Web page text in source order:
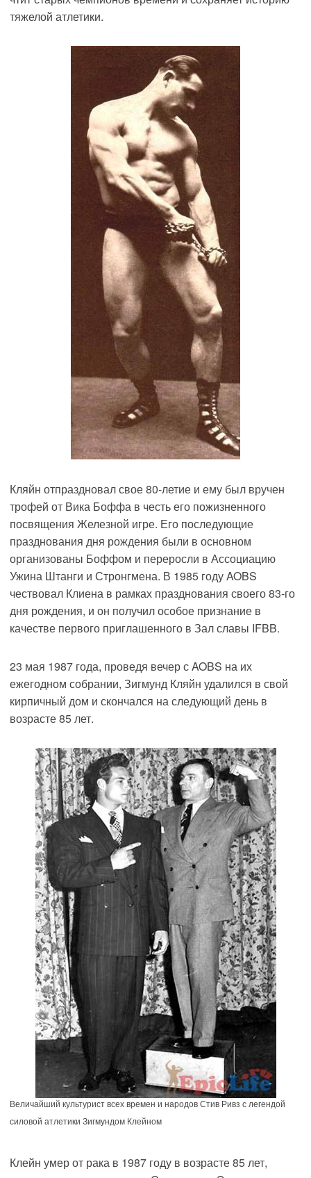
тяжелой атлетики.
Кляйн отпраздновал свое 80-летие и ему был вручен
трофей от Вика Боффа в честь его пожизненного
посвящения Железной игре. Его последующие
празднования дня рождения были в основном
организованы Боффом и переросли в Ассоциацию
Ужина Штанги и Стронгмена. В 1985 году AOBS
чествовал Клиена в рамках празднования своего 83-го
дня рождения, и он получил особое признание в
качестве первого приглашенного в Зал славы IFBB.
23 мая 1987 года, проведя вечер с AOBS на их
ежегодном собрании, Зигмунд Кляйн удалился в свой
кирпичный дом и скончался на следующий день в
возрасте 85 лет.
Величайший культурист всех времен и народов Стив Ривз с легендой
силовой атлетики Зигмундом Клейном
Клейн умер от рака в 1987 году в возрасте 85 лет,